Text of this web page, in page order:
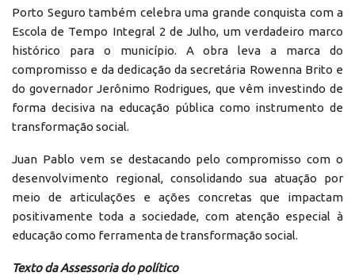
Porto Seguro também celebra uma grande conquista com a
Escola de Tempo Integral 2 de Julho, um verdadeiro marco
histórico para o município. A obra leva a marca do
compromisso e da dedicação da secretária Rowenna Brito e
do governador Jerônimo Rodrigues, que vêm investindo de
forma decisiva na educação pública como instrumento de
transformação social.
Juan Pablo vem se destacando pelo compromisso com o
desenvolvimento regional, consolidando sua atuação por
meio de articulações e ações concretas que impactam
positivamente toda a sociedade, com atenção especial à
educação como ferramenta de transformação social.
Texto da Assessoria do político